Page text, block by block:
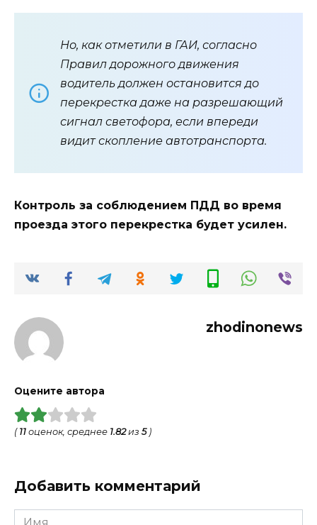
Но, как отметили в ГАИ, согласно
Правил дорожного движения
водитель должен остановится до
перекрестка даже на разрешающий
сигнал светофора, если впереди
видит скопление автотранспорта.
Контроль за соблюдением ПДД во время
проезда этого перекрестка будет усилен.
zhodinonews
Оцените автора
( 11 оценок, среднее 1.82из 5)
Добавить комментарий
Имя